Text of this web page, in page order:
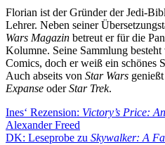
Florian ist der Gründer der Jedi-
Lehrer. Neben seiner
Wars Magazin betreut er für die
Kolumne. Seine Sammlung
Comics, doch er weiß ein schönes
Auch abseits von Star Wars
Expanse oderStar Trek.
Beitragsnavigation
Vorheriger
Beitrag:
Ines‘ Rezension: Victory’s Price:
Alexander Freed
Nächster
DK: Leseprobe zu Skywalker: A